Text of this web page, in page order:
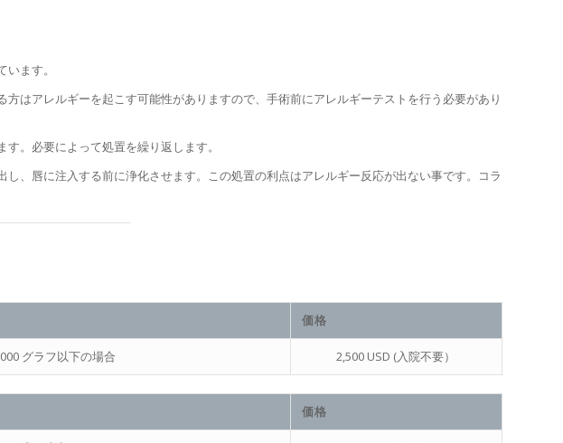
ます。
はアレルギーを起こす可能性がありますので、手術前にアレルギーテストを行う必要があり
。必要によって処置を繰り返します。
、唇に注入する前に浄化させます。この処置の利点はアレルギー反応が出ない事です。コラ
価格
グラフ以下の場合 2,500 USD (入院不要）
価格